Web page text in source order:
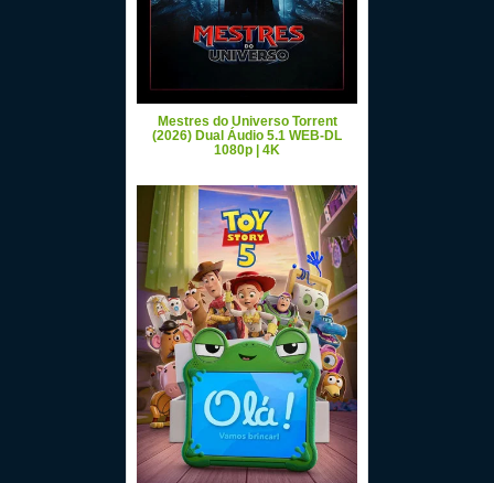
Mestres do Universo Torrent
(2026) Dual Áudio 5.1 WEB-DL
1080p | 4K